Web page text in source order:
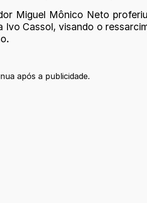
Miguel Mônico Neto
Cassol, visando o
após a publicidade.